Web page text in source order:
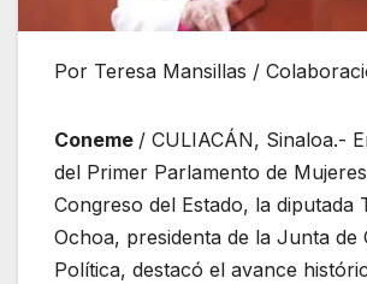
Por Teresa Mansillas /
Coneme / CULIACÁN, Sinaloa.-
del Primer Parlamento de
Congreso del Estado, la diputada
Ochoa, presidenta de la Junta de
Política, destacó el avance